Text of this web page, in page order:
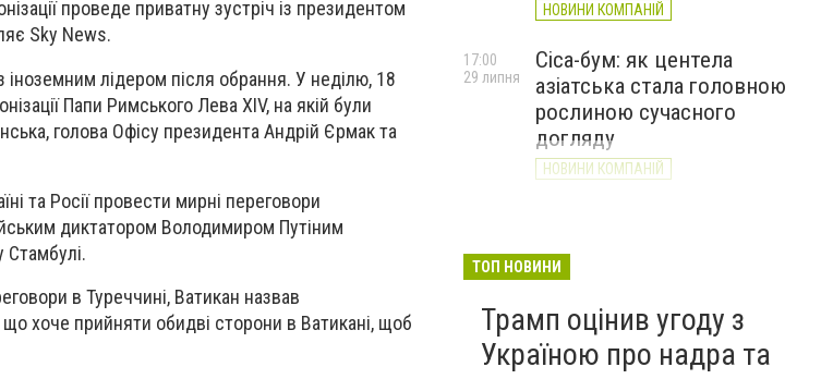
проведе приватну зустріч із президентом
Sky News.
лідером після обрання. У неділю, 18
Папи Римського Лева XIV, на якій були
голова Офісу президента Андрій Єрмак та
та Росії провести мирні переговори
диктатором Володимиром Путіним
в Туреччині, Ватикан назвав
хоче прийняти обидві сторони в Ватикані, щоб
НОВИНИ КОМПАНІЙ
Cica-бум: як центела
азіатська стала головною
рослиною сучасного
догляду
НОВИНИ КОМПАНІЙ
17:00
29 липня
ТОП НОВИНИ
Трамп оцінив угоду з
Україною про надра та